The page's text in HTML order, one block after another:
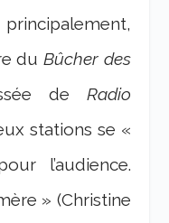
du Bûcher des
de Radio
stations se «
l’audience.
» (Christine